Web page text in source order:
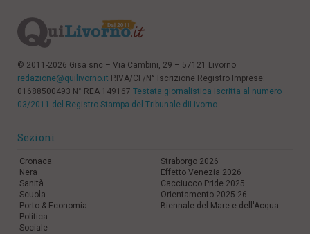
© 2011-2026 Gisa snc – Via Cambini, 29 – 57121 Livorno
redazione@quilivorno.it P.IVA/CF/N° Iscrizione Registro Imprese:
01688500493 N° REA 149167 Testata giornalistica iscritta al numero
03/2011 del Registro Stampa del Tribunale diLivorno
Sezioni
Cronaca
Nera
Sanità
Scuola
Porto & Economia
Politica
Sociale
Straborgo 2026
Effetto Venezia 2026
Cacciucco Pride 2025
Orientamento 2025-26
Biennale del Mare e dell'Acqua